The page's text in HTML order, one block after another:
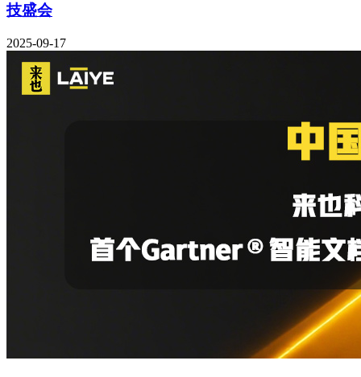
技盛会
2025-09-17